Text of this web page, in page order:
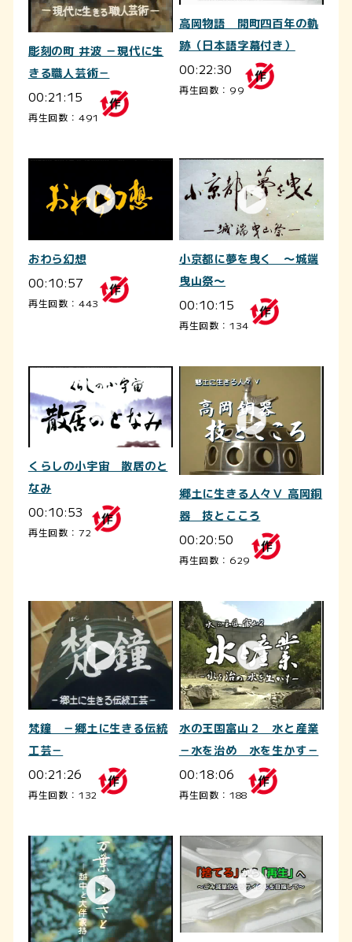
彫刻の町 井波 －現代に生
きる職人芸術－
00:21:15
再生回数：491
高岡物語 開町四百年の軌
跡（日本語字幕付き）
00:22:30
再生回数：99
おわら幻想
00:10:57
再生回数：443
小京都に夢を曳く ～城端
曳山祭～
00:10:15
再生回数：134
くらしの小宇宙 散居のと
なみ
00:10:53
再生回数：72
郷土に生きる人々Ⅴ 高岡銅
器 技とこころ
00:20:50
再生回数：629
梵鐘 －郷土に生きる伝統
工芸－
00:21:26
再生回数：132
水の王国富山２ 水と産業
－水を治め 水を生かす－
00:18:06
再生回数：188